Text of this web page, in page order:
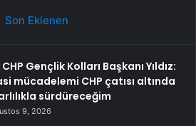
Son Eklenen
CHP Gençlik Kolları Başkanı Yıldız:
mücadelemi CHP çatısı altında
sürdüreceğim
9, 2026